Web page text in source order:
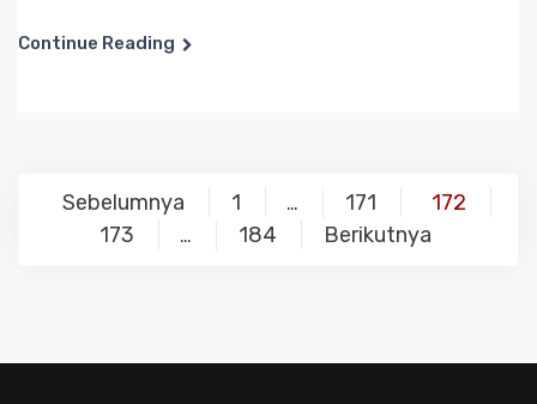
Continue Reading
Navigasi
Sebelumnya 1 … 171
172
173
… 184 Berikutnya